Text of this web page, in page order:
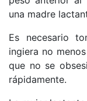
una madre
Es necesario
ingiera no
que no se
rápidamente.